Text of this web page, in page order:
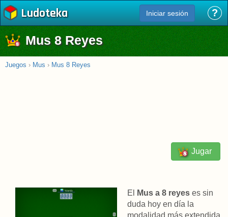
Ludoteka Iniciar sesión ?
Mus 8 Reyes
Juegos › Mus › Mus 8 Reyes
Jugar
El Mus a 8 reyes es sin
duda hoy en día la
modalidad más extendida